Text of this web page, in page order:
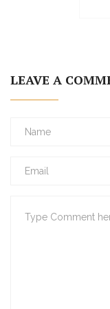
LEAVE A